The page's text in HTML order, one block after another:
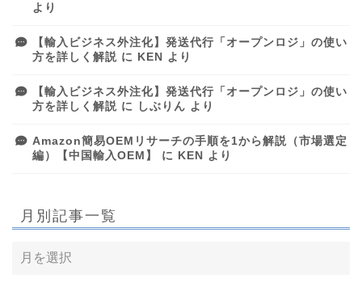
より
【輸入ビジネス外注化】発送代行「オープンロジ」の使い
方を詳しく解説 に KEN より
【輸入ビジネス外注化】発送代行「オープンロジ」の使い
方を詳しく解説 に しぶりん より
Amazon簡易OEMリサーチの手順を1から解説（市場選定
編）【中国輸入OEM】
に KEN より
月別記事一覧